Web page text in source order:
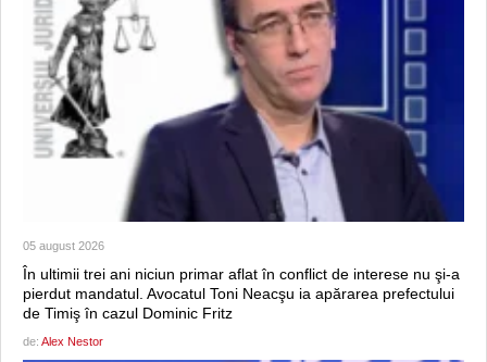
05 august 2026
În ultimii trei ani niciun primar aflat în conflict de interese nu şi-a
pierdut mandatul. Avocatul Toni Neacşu ia apărarea prefectului
de Timiş în cazul Dominic Fritz
de: Alex Nestor